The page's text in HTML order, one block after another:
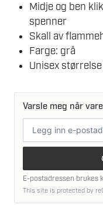
Midje og ben
spenner
Skall av
Farge: grå
Unisex
Varsle meg når
postadresse
E-postadressen brukes
This site is protected by